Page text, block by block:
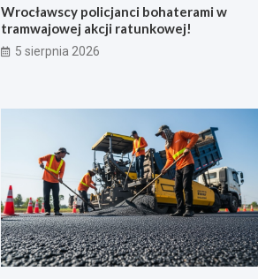
Wrocławscy policjanci bohaterami w
tramwajowej akcji ratunkowej!
5 sierpnia 2026